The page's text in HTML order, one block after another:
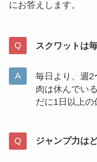
にお答えします。
スクワットは
毎日より、週2
肉は休んでい
だに1日以上の
ジャンプ力は